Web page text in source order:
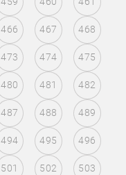
466 467 468
473 474 475
480 481 482
487 488 489
494 495 496
501 502 503